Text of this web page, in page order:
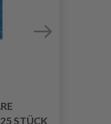
M
STÜCK